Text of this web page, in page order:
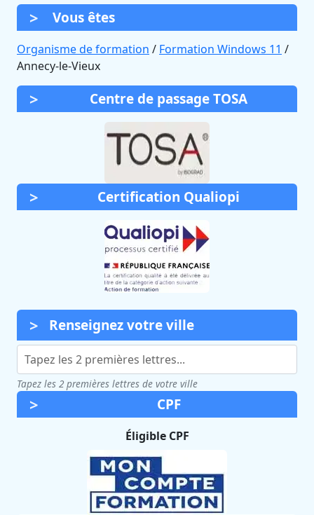
Vous êtes
Organisme de formation / Formation Windows 11 /
Annecy-le-Vieux
Centre de passage TOSA
Certification Qualiopi
Renseignez votre ville
Tapez les 2 premières lettres de votre ville
CPF
Éligible CPF